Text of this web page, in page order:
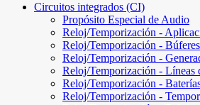
Circuitos integrados (CI)
Propósito Especial de Audio
Reloj/Temporización -
Reloj/Temporización -
Reloj/Temporización -
Reloj/Temporización - Líneas
Reloj/Temporización -
Reloj/Temporización -